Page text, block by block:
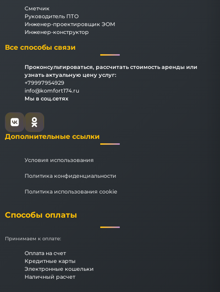
Сметчик
Руководитель ПТО
Инженер-проектировщик ЭОМ
Инженер-конструктор
Все способы связи
Проконсультироваться, рассчитать стоимость аренды или
узнать актуальную цену услуг:
+79997954929
info@komfort174.ru
Мы в соц.сетях
Дополнительные ссылки
Условия использования
Политика конфиденциальности
Политика использования cookie
Способы оплаты
Принимаем к оплате:
Оплата на счет
Кредитные карты
Электронные кошельки
Наличный расчет